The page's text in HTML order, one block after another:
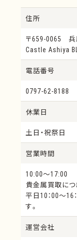
住所
〒659-0065 兵
Castle Ashiya
電話番号
0797-62-8188
休業日
土日・祝祭日
営業時間
10:00～17:00
貴金属買取につ
平日10：00～16
す。
運営会社